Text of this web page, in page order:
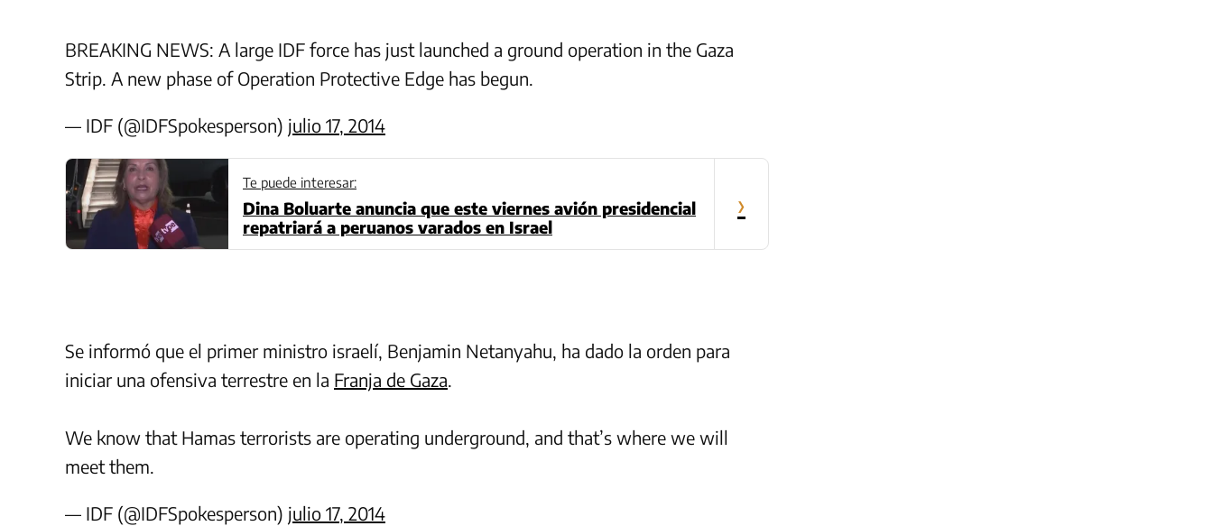
BREAKING NEWS: A large IDF force has just launched a ground operation in the Gaza
Strip. A new phase of Operation Protective Edge has begun.
— IDF (@IDFSpokesperson) julio 17, 2014
Te puede interesar:
Dina Boluarte anuncia que este viernes avión presidencial
repatriará a peruanos varados en Israel
›
Se informó que el primer ministro israelí, Benjamin Netanyahu, ha dado la orden para
iniciar una ofensiva terrestre en la Franja de Gaza.
We know that Hamas terrorists are operating underground, and that’s where we will
meet them.
— IDF (@IDFSpokesperson) julio 17, 2014